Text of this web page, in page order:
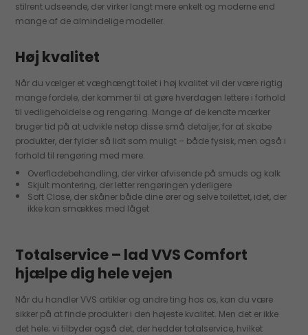
stilrent udseende, der virker langt mere enkelt og moderne end
mange af de almindelige modeller.
Høj kvalitet
Når du vælger et væghængt toilet i høj kvalitet vil der være rigtig
mange fordele, der kommer til at gøre hverdagen lettere i forhold
til vedligeholdelse og rengøring. Mange af de kendte mærker
bruger tid på at udvikle netop disse små detaljer, for at skabe
produkter, der fylder så lidt som muligt – både fysisk, men også i
forhold til rengøring med mere:
Overfladebehandling, der virker afvisende på smuds og kalk
Skjult montering, der letter rengøringen yderligere
Soft Close, der skåner både dine ører og selve toilettet, idet, der
ikke kan smækkes med låget
Totalservice – lad VVS Comfort
hjælpe dig hele vejen
Når du handler VVS artikler og andre ting hos os, kan du være
sikker på at finde produkter i den højeste kvalitet. Men det er ikke
det hele; vi tilbyder også det, der hedder totalservice, hvilket